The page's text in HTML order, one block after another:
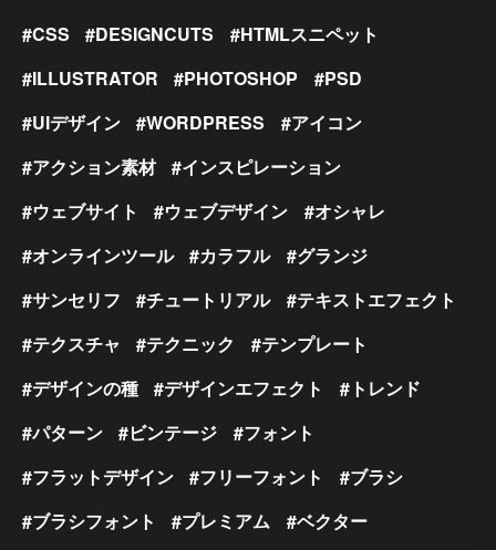
CSS DESIGNCUTS
HTMLスニペット
ILLUSTRATOR
PHOTOSHOP
PSD
UIデザイン
WORDPRESS
アイコン
アクション素材
インスピレーション
ウェブサイト
ウェブデザイン
オシャレ
オンラインツール
カラフル
グランジ
サンセリフ
チュートリアル
テキストエフェクト
テクスチャ
テクニック
テンプレート
デザインの種
デザインエフェクト
トレンド
パターン
ビンテージ
フォント
フラットデザイン
フリーフォント
ブラシ
ブラシフォント
プレミアム
ベクター